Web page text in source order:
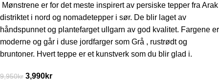
Mønstrene er for det meste inspirert av persiske tepper fra Arak
distriktet i nord og nomadetepper i sør. De blir laget av
håndspunnet og plantefarget ullgarn av god kvalitet. Fargene er
moderne og går i duse jordfarger som Grå , rustrødt og
bruntoner. Hvert teppe er et kunstverk som du blir glad i.
9,950kr 3,990kr